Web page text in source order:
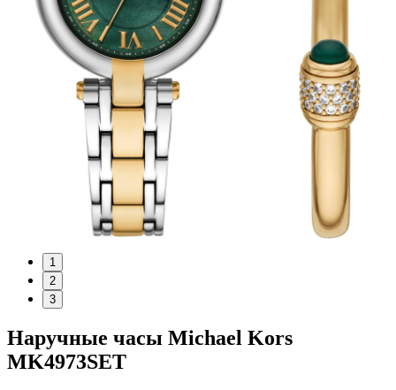
1
2
3
Наручные часы Michael Kors
MK4973SET